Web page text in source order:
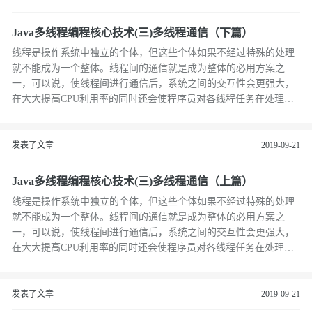
Java多线程编程核心技术(三)多线程通信（下篇）
线程是操作系统中独立的个体，但这些个体如果不经过特殊的处理
就不能成为一个整体。线程间的通信就是成为整体的必用方案之
一，可以说，使线程间进行通信后，系统之间的交互性会更强大，
在大大提高CPU利用率的同时还会使程序员对各线程任务在处理的
发表了文章 2019-09-21
Java多线程编程核心技术(三)多线程通信（上篇）
线程是操作系统中独立的个体，但这些个体如果不经过特殊的处理
就不能成为一个整体。线程间的通信就是成为整体的必用方案之
一，可以说，使线程间进行通信后，系统之间的交互性会更强大，
在大大提高CPU利用率的同时还会使程序员对各线程任务在处理的
发表了文章 2019-09-21